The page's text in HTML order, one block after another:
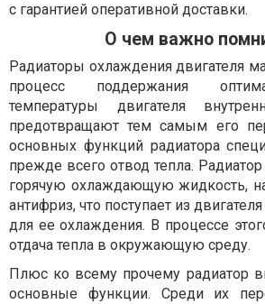
с гарантией оперативной доставки.
О чем важно
Радиаторы охлаждения двигателя
процесс поддержания
температуры двигателя
предотвращают тем самым его
основных функций радиатора
прежде всего отвод тепла.
горячую охлаждающую жидкость,
антифриз, что поступает из
для ее охлаждения. В процессе
отдача тепла в окружающую среду.
Плюс ко всему прочему радиатор
основные функции. Среди их